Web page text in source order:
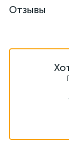
Отзывы